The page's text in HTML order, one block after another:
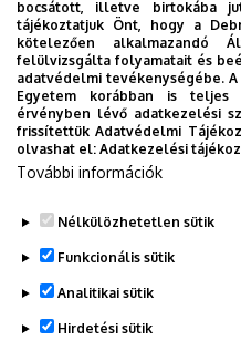
bocsátott, illetve birtokába
tájékoztatjuk Önt, hogy a
kötelezően alkalmazandó
felülvizsgálta folyamatait és
adatvédelmi tevékenységébe.
Egyetem korábban is
érvényben lévő adatkezelési
frissítettük Adatvédelmi
olvashat el: Adatkezelési
További információk
Nélkülözhetetlen sütik
Funkcionális sütik
Analitikai sütik
Hirdetési sütik